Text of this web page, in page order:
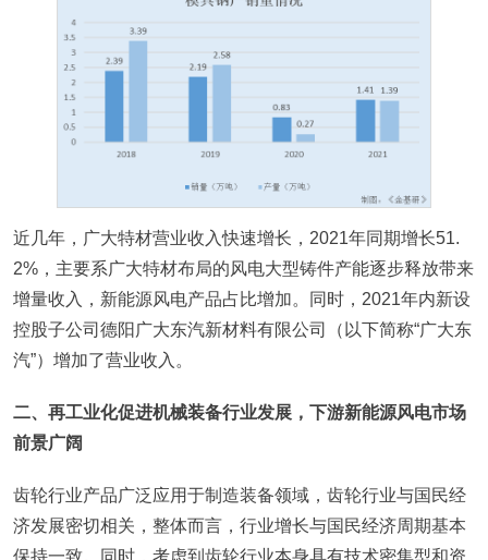
近几年，广大特材营业收入快速增长，2021年同期增长51.
2%，主要系广大特材布局的风电大型铸件产能逐步释放带来
增量收入，新能源风电产品占比增加。同时，2021年内新设
控股子公司德阳广大东汽新材料有限公司（以下简称“广大东
汽”）增加了营业收入。
二、再工业化促进机械装备行业发展，下游新能源风电市场
前景广阔
齿轮行业产品广泛应用于制造装备领域，齿轮行业与国民经
济发展密切相关，整体而言，行业增长与国民经济周期基本
保持一致。同时，考虑到齿轮行业本身具有技术密集型和资